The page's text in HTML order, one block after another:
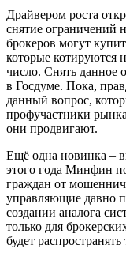
Драйвером роста
снятие
брокеров могут
которые котируются
число. Снять данное
в Госдуме. Пока,
данный вопрос,
профучастники
они продвигают.
Ещё одна новинка –
этого года Минфин
граждан от
управляющие давно
создании аналога
только для
будет